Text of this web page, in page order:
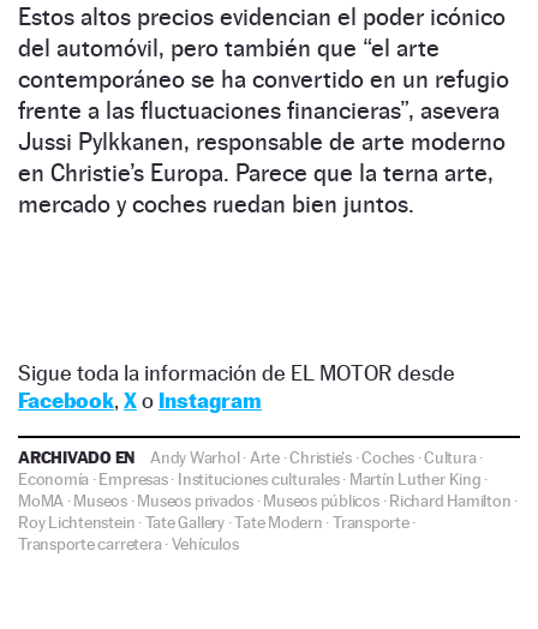
Estos altos precios evidencian el poder icónico
del automóvil, pero también que “el arte
contemporáneo se ha convertido en un refugio
frente a las fluctuaciones financieras”, asevera
Jussi Pylkkanen, responsable de arte moderno
en Christie’s Europa. Parece que la terna arte,
mercado y coches ruedan bien juntos.
Sigue toda la información de EL MOTOR desde
Facebook, Xo Instagram
ARCHIVADO EN Andy Warhol· Arte·Christie's·Coches·Cultura·
Economía ·Empresas· Instituciones culturales· Martín Luther King ·
MoMA ·Museos ·Museos privados·Museos públicos·Richard Hamilton ·
Roy Lichtenstein ·Tate Gallery·Tate Modern ·Transporte·
Transporte carretera·Vehículos